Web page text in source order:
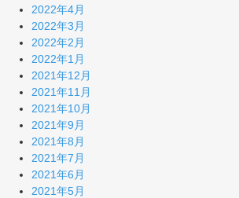
2022年4月
2022年3月
2022年2月
2022年1月
2021年12月
2021年11月
2021年10月
2021年9月
2021年8月
2021年7月
2021年6月
2021年5月